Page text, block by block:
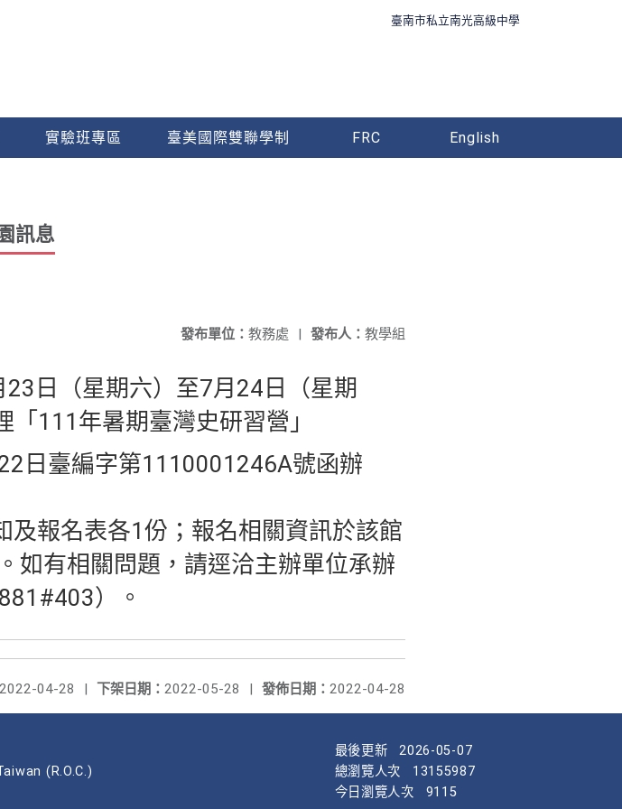
臺南市私立南光高級中學
實驗班專區 臺美國際雙聯學制 FRC English
訊息
發布人： 教學組
發布單位： 教務處 |
日（星期六）至7月24日（星期
111年暑期臺灣史研習營」
日臺編字第1110001246A號函辦
及報名表各1份；報名相關資訊於該館
有相關問題，請逕洽主辦單位承辦
）。
發佈日期： 2022-04-28
下架日期： 2022-05-28 |
2022-04-28 |
(R.O.C.)
最後更新
2026-05-07
總瀏覽人次
13155987
今日瀏覽人次
9115